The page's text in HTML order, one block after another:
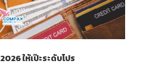
2026ให้เป๊ะระดับโปร